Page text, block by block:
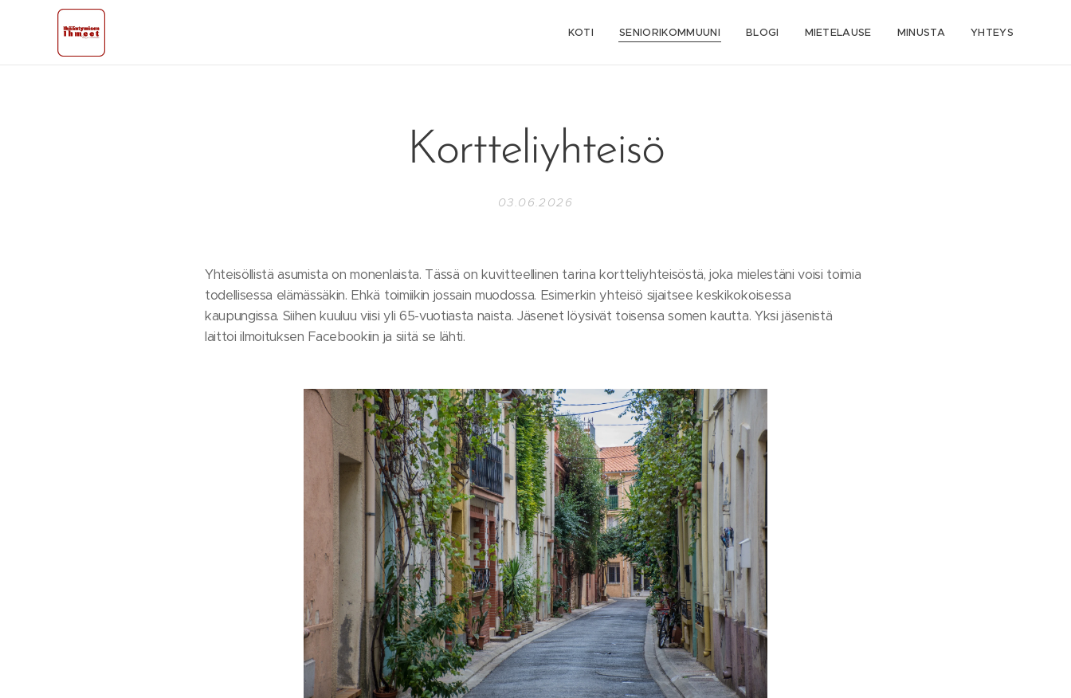
KOTI SENIORIKOMMUUNI BLOGI MIETELAUSE MINUSTA YHTEYS
Kortteliyhteisö
03.06.2026
Yhteisöllistä asumista on monenlaista. Tässä on kuvitteellinen tarina kortteliyhteisöstä, joka mielestäni voisi toimia
todellisessa elämässäkin. Ehkä toimiikin jossain muodossa. Esimerkin yhteisö sijaitsee keskikokoisessa
kaupungissa. Siihen kuuluu viisi yli 65-vuotiasta naista. Jäsenet löysivät toisensa somen kautta. Yksi jäsenistä
laittoi ilmoituksen Facebookiin ja siitä se lähti.